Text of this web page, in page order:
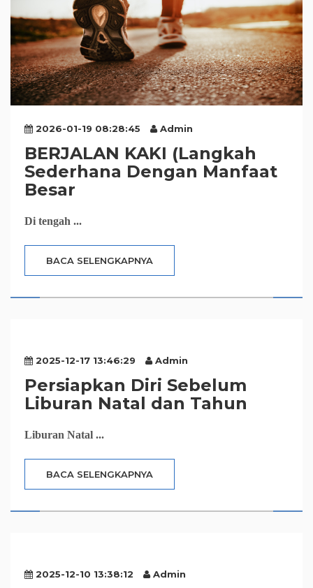
2026-01-19 08:28:45 Admin
BERJALAN KAKI (Langkah
Sederhana Dengan Manfaat
Besar
Di tengah ...
BACA SELENGKAPNYA
2025-12-17 13:46:29 Admin
Persiapkan Diri Sebelum
Liburan Natal dan Tahun
Liburan Natal ...
BACA SELENGKAPNYA
2025-12-10 13:38:12 Admin